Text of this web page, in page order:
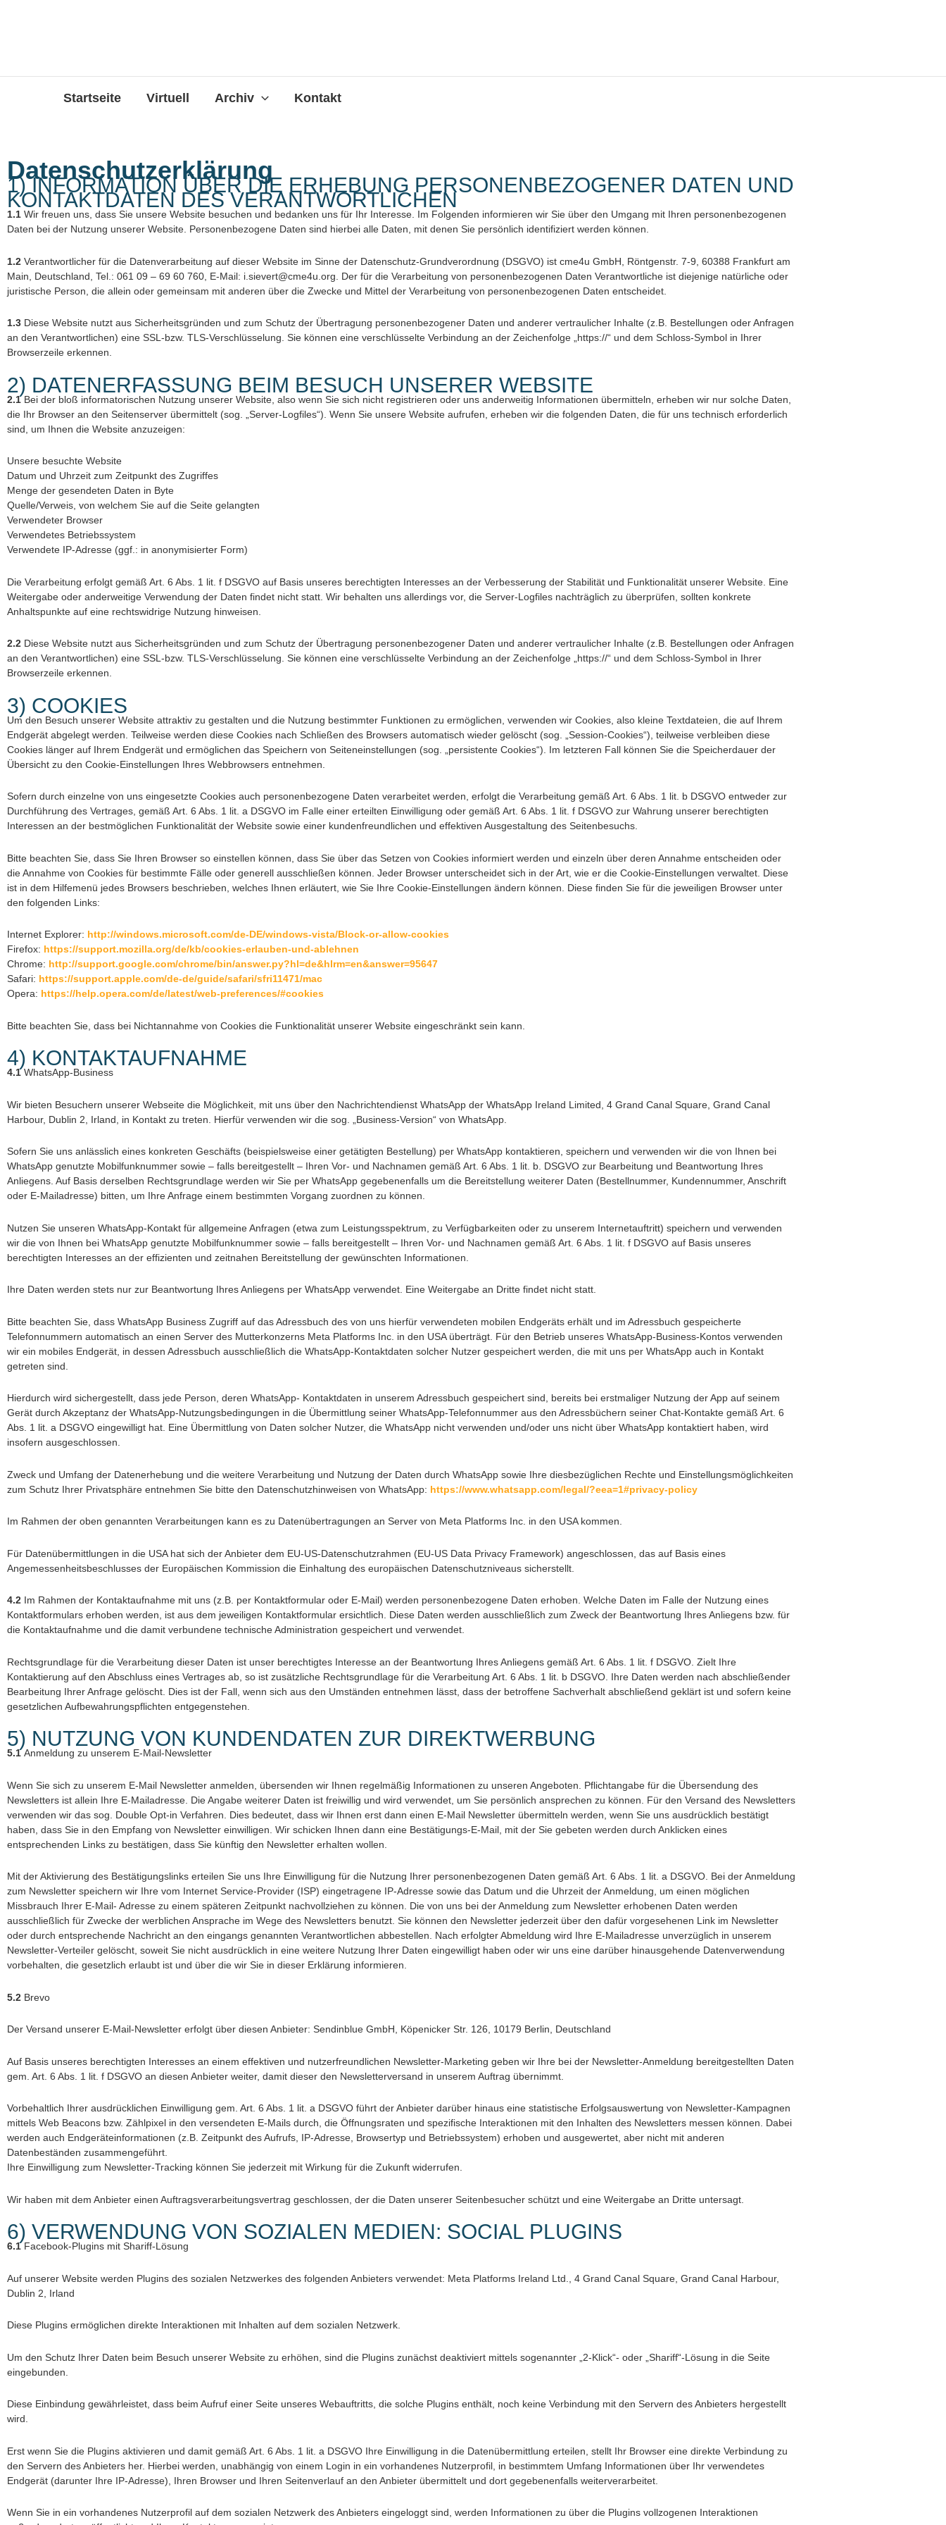
Startseite Virtuell Archiv Kontakt
Datenschutzerklärung
1) INFORMATION ÜBER DIE ERHEBUNG PERSONENBEZOGENER DATEN UND
KONTAKTDATEN DES VERANTWORTLICHEN
1.1 Wir freuen uns, dass Sie unsere Website besuchen und bedanken uns für Ihr Interesse. Im Folgenden informieren wir Sie über den Umgang mit Ihren personenbezogenen
Daten bei der Nutzung unserer Website. Personenbezogene Daten sind hierbei alle Daten, mit denen Sie persönlich identifiziert werden können.
1.2 Verantwortlicher für die Datenverarbeitung auf dieser Website im Sinne der Datenschutz-Grundverordnung (DSGVO) ist cme4u GmbH, Röntgenstr. 7-9, 60388 Frankfurt am
Main, Deutschland, Tel.: 061 09 – 69 60 760, E-Mail: i.sievert@cme4u.org. Der für die Verarbeitung von personenbezogenen Daten Verantwortliche ist diejenige natürliche oder
juristische Person, die allein oder gemeinsam mit anderen über die Zwecke und Mittel der Verarbeitung von personenbezogenen Daten entscheidet.
1.3 Diese Website nutzt aus Sicherheitsgründen und zum Schutz der Übertragung personenbezogener Daten und anderer vertraulicher Inhalte (z.B. Bestellungen oder Anfragen
an den Verantwortlichen) eine SSL-bzw. TLS-Verschlüsselung. Sie können eine verschlüsselte Verbindung an der Zeichenfolge „https://“ und dem Schloss-Symbol in Ihrer
Browserzeile erkennen.
2) DATENERFASSUNG BEIM BESUCH UNSERER WEBSITE
2.1Bei der bloß informatorischen Nutzung unserer Website, also wenn Sie sich nicht registrieren oder uns anderweitig Informationen übermitteln, erheben wir nur solche Daten,
die Ihr Browser an den Seitenserver übermittelt (sog. „Server-Logfiles“). Wenn Sie unsere Website aufrufen, erheben wir die folgenden Daten, die für uns technisch erforderlich
sind, um Ihnen die Website anzuzeigen:
Unsere besuchte Website
Datum und Uhrzeit zum Zeitpunkt des Zugriffes
Menge der gesendeten Daten in Byte
Quelle/Verweis, von welchem Sie auf die Seite gelangten
Verwendeter Browser
Verwendetes Betriebssystem
Verwendete IP-Adresse (ggf.: in anonymisierter Form)
Die Verarbeitung erfolgt gemäß Art. 6 Abs. 1 lit. f DSGVO auf Basis unseres berechtigten Interesses an der Verbesserung der Stabilität und Funktionalität unserer Website. Eine
Weitergabe oder anderweitige Verwendung der Daten findet nicht statt. Wir behalten uns allerdings vor, die Server-Logfiles nachträglich zu überprüfen, sollten konkrete
Anhaltspunkte auf eine rechtswidrige Nutzung hinweisen.
2.2 Diese Website nutzt aus Sicherheitsgründen und zum Schutz der Übertragung personenbezogener Daten und anderer vertraulicher Inhalte (z.B. Bestellungen oder Anfragen
an den Verantwortlichen) eine SSL-bzw. TLS-Verschlüsselung. Sie können eine verschlüsselte Verbindung an der Zeichenfolge „https://“ und dem Schloss-Symbol in Ihrer
Browserzeile erkennen.
3) COOKIES
Um den Besuch unserer Website attraktiv zu gestalten und die Nutzung bestimmter Funktionen zu ermöglichen, verwenden wir Cookies, also kleine Textdateien, die auf Ihrem
Endgerät abgelegt werden. Teilweise werden diese Cookies nach Schließen des Browsers automatisch wieder gelöscht (sog. „Session-Cookies“), teilweise verbleiben diese
Cookies länger auf Ihrem Endgerät und ermöglichen das Speichern von Seiteneinstellungen (sog. „persistente Cookies“). Im letzteren Fall können Sie die Speicherdauer der
Übersicht zu den Cookie-Einstellungen Ihres Webbrowsers entnehmen.
Sofern durch einzelne von uns eingesetzte Cookies auch personenbezogene Daten verarbeitet werden, erfolgt die Verarbeitung gemäß Art. 6 Abs. 1 lit. b DSGVO entweder zur
Durchführung des Vertrages, gemäß Art. 6 Abs. 1 lit. a DSGVO im Falle einer erteilten Einwilligung oder gemäß Art. 6 Abs. 1 lit. f DSGVO zur Wahrung unserer berechtigten
Interessen an der bestmöglichen Funktionalität der Website sowie einer kundenfreundlichen und effektiven Ausgestaltung des Seitenbesuchs.
Bitte beachten Sie, dass Sie Ihren Browser so einstellen können, dass Sie über das Setzen von Cookies informiert werden und einzeln über deren Annahme entscheiden oder
die Annahme von Cookies für bestimmte Fälle oder generell ausschließen können. Jeder Browser unterscheidet sich in der Art, wie er die Cookie-Einstellungen verwaltet. Diese
ist in dem Hilfemenü jedes Browsers beschrieben, welches Ihnen erläutert, wie Sie Ihre Cookie-Einstellungen ändern können. Diese finden Sie für die jeweiligen Browser unter
den folgenden Links:
Internet Explorer: http://windows.microsoft.com/de-DE/windows-vista/Block-or-allow-cookies
Firefox: https://support.mozilla.org/de/kb/cookies-erlauben-und-ablehnen
Chrome: http://support.google.com/chrome/bin/answer.py?hl=de&hlrm=en&answer=95647
Safari: https://support.apple.com/de-de/guide/safari/sfri11471/mac
Opera: https://help.opera.com/de/latest/web-preferences/#cookies
Bitte beachten Sie, dass bei Nichtannahme von Cookies die Funktionalität unserer Website eingeschränkt sein kann.
4) KONTAKTAUFNAHME
4.1WhatsApp-Business
Wir bieten Besuchern unserer Webseite die Möglichkeit, mit uns über den Nachrichtendienst WhatsApp der WhatsApp Ireland Limited, 4 Grand Canal Square, Grand Canal
Harbour, Dublin 2, Irland, in Kontakt zu treten. Hierfür verwenden wir die sog. „Business-Version“ von WhatsApp.
Sofern Sie uns anlässlich eines konkreten Geschäfts (beispielsweise einer getätigten Bestellung) per WhatsApp kontaktieren, speichern und verwenden wir die von Ihnen bei
WhatsApp genutzte Mobilfunknummer sowie – falls bereitgestellt – Ihren Vor- und Nachnamen gemäß Art. 6 Abs. 1 lit. b. DSGVO zur Bearbeitung und Beantwortung Ihres
Anliegens. Auf Basis derselben Rechtsgrundlage werden wir Sie per WhatsApp gegebenenfalls um die Bereitstellung weiterer Daten (Bestellnummer, Kundennummer, Anschrift
oder E-Mailadresse) bitten, um Ihre Anfrage einem bestimmten Vorgang zuordnen zu können.
Nutzen Sie unseren WhatsApp-Kontakt für allgemeine Anfragen (etwa zum Leistungsspektrum, zu Verfügbarkeiten oder zu unserem Internetauftritt) speichern und verwenden
wir die von Ihnen bei WhatsApp genutzte Mobilfunknummer sowie – falls bereitgestellt – Ihren Vor- und Nachnamen gemäß Art. 6 Abs. 1 lit. f DSGVO auf Basis unseres
berechtigten Interesses an der effizienten und zeitnahen Bereitstellung der gewünschten Informationen.
Ihre Daten werden stets nur zur Beantwortung Ihres Anliegens per WhatsApp verwendet. Eine Weitergabe an Dritte findet nicht statt.
Bitte beachten Sie, dass WhatsApp Business Zugriff auf das Adressbuch des von uns hierfür verwendeten mobilen Endgeräts erhält und im Adressbuch gespeicherte
Telefonnummern automatisch an einen Server des Mutterkonzerns Meta Platforms Inc. in den USA überträgt. Für den Betrieb unseres WhatsApp-Business-Kontos verwenden
wir ein mobiles Endgerät, in dessen Adressbuch ausschließlich die WhatsApp-Kontaktdaten solcher Nutzer gespeichert werden, die mit uns per WhatsApp auch in Kontakt
getreten sind.
Hierdurch wird sichergestellt, dass jede Person, deren WhatsApp- Kontaktdaten in unserem Adressbuch gespeichert sind, bereits bei erstmaliger Nutzung der App auf seinem
Gerät durch Akzeptanz der WhatsApp-Nutzungsbedingungen in die Übermittlung seiner WhatsApp-Telefonnummer aus den Adressbüchern seiner Chat-Kontakte gemäß Art. 6
Abs. 1 lit. a DSGVO eingewilligt hat. Eine Übermittlung von Daten solcher Nutzer, die WhatsApp nicht verwenden und/oder uns nicht über WhatsApp kontaktiert haben, wird
insofern ausgeschlossen.
Zweck und Umfang der Datenerhebung und die weitere Verarbeitung und Nutzung der Daten durch WhatsApp sowie Ihre diesbezüglichen Rechte und Einstellungsmöglichkeiten
zum Schutz Ihrer Privatsphäre entnehmen Sie bitte den Datenschutzhinweisen von WhatsApp: https://www.whatsapp.com/legal/?eea=1#privacy-policy
Im Rahmen der oben genannten Verarbeitungen kann es zu Datenübertragungen an Server von Meta Platforms Inc. in den USA kommen.
Für Datenübermittlungen in die USA hat sich der Anbieter dem EU-US-Datenschutzrahmen (EU-US Data Privacy Framework) angeschlossen, das auf Basis eines
Angemessenheitsbeschlusses der Europäischen Kommission die Einhaltung des europäischen Datenschutzniveaus sicherstellt.
4.2 Im Rahmen der Kontaktaufnahme mit uns (z.B. per Kontaktformular oder E-Mail) werden personenbezogene Daten erhoben. Welche Daten im Falle der Nutzung eines
Kontaktformulars erhoben werden, ist aus dem jeweiligen Kontaktformular ersichtlich. Diese Daten werden ausschließlich zum Zweck der Beantwortung Ihres Anliegens bzw. für
die Kontaktaufnahme und die damit verbundene technische Administration gespeichert und verwendet.
Rechtsgrundlage für die Verarbeitung dieser Daten ist unser berechtigtes Interesse an der Beantwortung Ihres Anliegens gemäß Art. 6 Abs. 1 lit. f DSGVO. Zielt Ihre
Kontaktierung auf den Abschluss eines Vertrages ab, so ist zusätzliche Rechtsgrundlage für die Verarbeitung Art. 6 Abs. 1 lit. b DSGVO. Ihre Daten werden nach abschließender
Bearbeitung Ihrer Anfrage gelöscht. Dies ist der Fall, wenn sich aus den Umständen entnehmen lässt, dass der betroffene Sachverhalt abschließend geklärt ist und sofern keine
gesetzlichen Aufbewahrungspflichten entgegenstehen.
5) NUTZUNG VON KUNDENDATEN ZUR DIREKTWERBUNG
5.1Anmeldung zu unserem E-Mail-Newsletter
Wenn Sie sich zu unserem E-Mail Newsletter anmelden, übersenden wir Ihnen regelmäßig Informationen zu unseren Angeboten. Pflichtangabe für die Übersendung des
Newsletters ist allein Ihre E-Mailadresse. Die Angabe weiterer Daten ist freiwillig und wird verwendet, um Sie persönlich ansprechen zu können. Für den Versand des Newsletters
verwenden wir das sog. Double Opt-in Verfahren. Dies bedeutet, dass wir Ihnen erst dann einen E-Mail Newsletter übermitteln werden, wenn Sie uns ausdrücklich bestätigt
haben, dass Sie in den Empfang von Newsletter einwilligen. Wir schicken Ihnen dann eine Bestätigungs-E-Mail, mit der Sie gebeten werden durch Anklicken eines
entsprechenden Links zu bestätigen, dass Sie künftig den Newsletter erhalten wollen.
Mit der Aktivierung des Bestätigungslinks erteilen Sie uns Ihre Einwilligung für die Nutzung Ihrer personenbezogenen Daten gemäß Art. 6 Abs. 1 lit. a DSGVO. Bei der Anmeldung
zum Newsletter speichern wir Ihre vom Internet Service-Provider (ISP) eingetragene IP-Adresse sowie das Datum und die Uhrzeit der Anmeldung, um einen möglichen
Missbrauch Ihrer E-Mail- Adresse zu einem späteren Zeitpunkt nachvollziehen zu können. Die von uns bei der Anmeldung zum Newsletter erhobenen Daten werden
ausschließlich für Zwecke der werblichen Ansprache im Wege des Newsletters benutzt. Sie können den Newsletter jederzeit über den dafür vorgesehenen Link im Newsletter
oder durch entsprechende Nachricht an den eingangs genannten Verantwortlichen abbestellen. Nach erfolgter Abmeldung wird Ihre E-Mailadresse unverzüglich in unserem
Newsletter-Verteiler gelöscht, soweit Sie nicht ausdrücklich in eine weitere Nutzung Ihrer Daten eingewilligt haben oder wir uns eine darüber hinausgehende Datenverwendung
vorbehalten, die gesetzlich erlaubt ist und über die wir Sie in dieser Erklärung informieren.
5.2 Brevo
Der Versand unserer E-Mail-Newsletter erfolgt über diesen Anbieter: Sendinblue GmbH, Köpenicker Str. 126, 10179 Berlin, Deutschland
Auf Basis unseres berechtigten Interesses an einem effektiven und nutzerfreundlichen Newsletter-Marketing geben wir Ihre bei der Newsletter-Anmeldung bereitgestellten Daten
gem. Art. 6 Abs. 1 lit. f DSGVO an diesen Anbieter weiter, damit dieser den Newsletterversand in unserem Auftrag übernimmt.
Vorbehaltlich Ihrer ausdrücklichen Einwilligung gem. Art. 6 Abs. 1 lit. a DSGVO führt der Anbieter darüber hinaus eine statistische Erfolgsauswertung von Newsletter-Kampagnen
mittels Web Beacons bzw. Zählpixel in den versendeten E-Mails durch, die Öffnungsraten und spezifische Interaktionen mit den Inhalten des Newsletters messen können. Dabei
werden auch Endgeräteinformationen (z.B. Zeitpunkt des Aufrufs, IP-Adresse, Browsertyp und Betriebssystem) erhoben und ausgewertet, aber nicht mit anderen
Datenbeständen zusammengeführt.
Ihre Einwilligung zum Newsletter-Tracking können Sie jederzeit mit Wirkung für die Zukunft widerrufen.
Wir haben mit dem Anbieter einen Auftragsverarbeitungsvertrag geschlossen, der die Daten unserer Seitenbesucher schützt und eine Weitergabe an Dritte untersagt.
6) VERWENDUNG VON SOZIALEN MEDIEN: SOCIAL PLUGINS
6.1Facebook-Plugins mit Shariff-Lösung
Auf unserer Website werden Plugins des sozialen Netzwerkes des folgenden Anbieters verwendet: Meta Platforms Ireland Ltd., 4 Grand Canal Square, Grand Canal Harbour,
Dublin 2, Irland
Diese Plugins ermöglichen direkte Interaktionen mit Inhalten auf dem sozialen Netzwerk.
Um den Schutz Ihrer Daten beim Besuch unserer Website zu erhöhen, sind die Plugins zunächst deaktiviert mittels sogenannter „2-Klick“- oder „Shariff“-Lösung in die Seite
eingebunden.
Diese Einbindung gewährleistet, dass beim Aufruf einer Seite unseres Webauftritts, die solche Plugins enthält, noch keine Verbindung mit den Servern des Anbieters hergestellt
wird.
Erst wenn Sie die Plugins aktivieren und damit gemäß Art. 6 Abs. 1 lit. a DSGVO Ihre Einwilligung in die Datenübermittlung erteilen, stellt Ihr Browser eine direkte Verbindung zu
den Servern des Anbieters her. Hierbei werden, unabhängig von einem Login in ein vorhandenes Nutzerprofil, in bestimmtem Umfang Informationen über Ihr verwendetes
Endgerät (darunter Ihre IP-Adresse), Ihren Browser und Ihren Seitenverlauf an den Anbieter übermittelt und dort gegebenenfalls weiterverarbeitet.
Wenn Sie in ein vorhandenes Nutzerprofil auf dem sozialen Netzwerk des Anbieters eingeloggt sind, werden Informationen zu über die Plugins vollzogenen Interaktionen